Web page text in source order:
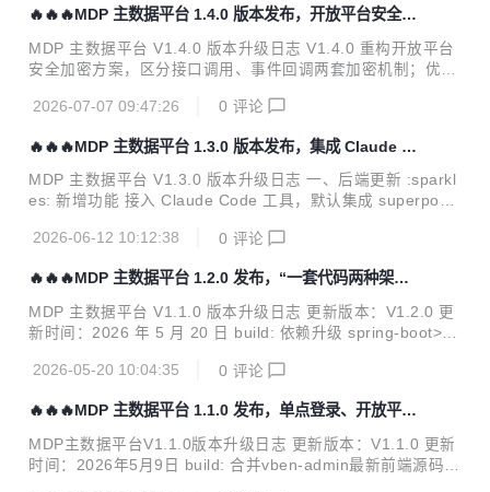
🔥🔥🔥MDP 主数据平台 1.4.0 版本发布，开放平台安全加
密体系全面重构升级
MDP 主数据平台 V1.4.0 版本升级日志 V1.4.0 重构开放平台
安全加密方案，区分接口调用、事件回调两套加密机制；优化
逻辑，统一全平台字段、日志规范。 一、核心安全架构重构
应用公私钥，应用私钥签名请求参数，MDP 使用存储公钥完
成验签。 新逻辑 仅存储应用公钥，私钥由应用方自行保管；
新增accessToken.get接口获取凭证，常规接口仅凭accessTo
ken鉴权； 高敏感接口保留 RSA 公私钥签名验签双重校验；
接口调用新增 IP 白名单访问控制。 2...
2026-07-07 09:47:26 0 评论
🔥🔥🔥MDP 主数据平台 1.3.0 版本发布，集成 Claude C
ode
MDP 主数据平台 V1.3.0 版本升级日志 一、后端更新 :sparkl
es: 新增功能 接入 Claude Code 工具，默认集成 superpowe
新增 md-json-starter 模块，拆分优化 md-boot 模块职责，
ashCode 注解，优化对象比对逻辑 集成基于注解的数据权限
过滤能力，轻量化实现数据权限控制 新增 Groovy 脚本执行安
全检测机制，强化系统安全防护能力 :wrench: 架构与工程重
2026-06-12 10:12:38 0 评论
🔥🔥🔥MDP 主数据平台 1.2.0 发布，“一套代码两种架构”
上线
MDP 主数据平台 V1.1.0 版本升级日志 更新版本：V1.2.0 更
新时间：2026 年 5 月 20 日 build: 依赖升级 spring-boot>3.
version>3.2.1 dubbo.version>3.3.6 spring-boot-admin.ver
n>3.0.5 mybatis-flex.version>1.11.7 oshi.version>7.1...
2026-05-20 10:04:35 0 评论
🔥🔥🔥MDP 主数据平台 1.1.0 发布，单点登录、开放平
台、管理中心应有尽有
MDP主数据平台V1.1.0版本升级日志 更新版本：V1.1.0 更新
时间：2026年5月9日 build: 合并vben-admin最新前端源码 b